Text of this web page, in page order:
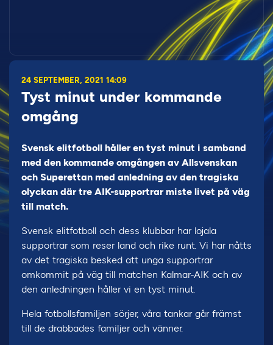
24 SEPTEMBER, 2021 14:09
Tyst minut under kommande
omgång
Svensk elitfotboll håller en tyst minut i samband
med den kommande omgången av Allsvenskan
och Superettan med anledning av den tragiska
olyckan där tre AIK-supportrar miste livet på väg
till match.
Svensk elitfotboll och dess klubbar har lojala
supportrar som reser land och rike runt. Vi har nåtts
av det tragiska besked att unga supportrar
omkommit på väg till matchen Kalmar-AIK och av
den anledningen håller vi en tyst minut.
Hela fotbollsfamiljen sörjer, våra tankar går främst
till de drabbades familjer och vänner.